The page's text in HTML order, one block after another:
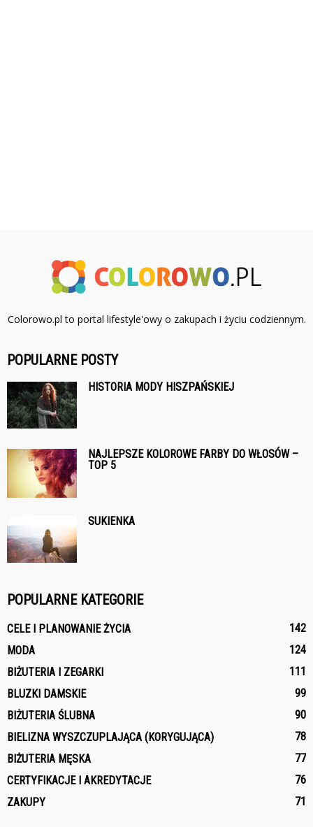
Colorowo.pl to portal lifestyle'owy o zakupach i życiu codziennym.
POPULARNE POSTY
HISTORIA MODY HISZPAŃSKIEJ
NAJLEPSZE KOLOROWE FARBY DO WŁOSÓW –
TOP 5
SUKIENKA
POPULARNE KATEGORIE
CELE I PLANOWANIE ŻYCIA
142
MODA
124
BIŻUTERIA I ZEGARKI
111
BLUZKI DAMSKIE
99
BIŻUTERIA ŚLUBNA
90
BIELIZNA WYSZCZUPLAJĄCA (KORYGUJĄCA)
78
BIŻUTERIA MĘSKA
77
CERTYFIKACJE I AKREDYTACJE
76
ZAKUPY
71